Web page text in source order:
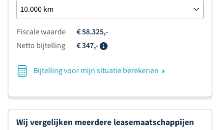
Fiscale waarde
€ 58.325,-
Netto bijtelling
€ 347,-
Bijtelling voor mijn situatie berekenen
Wij vergelijken meerdere leasemaatschappijen